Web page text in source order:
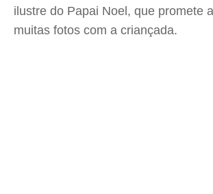
ilustre do Papai Noel, que promete
muitas fotos com a criançada.